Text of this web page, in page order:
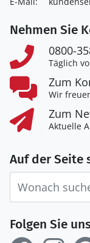
Nehmen Sie
0800-
Täglich
Zum
Wir
Zum
Aktuelle
Auf der Seite
Folgen Sie